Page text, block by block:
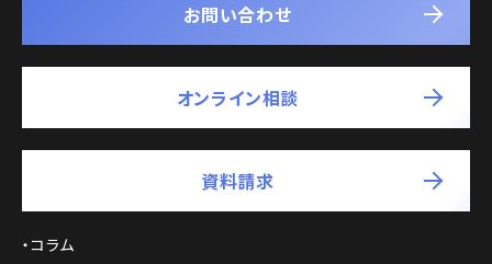
お問い合わせ
オンライン相談
資料請求
コラム